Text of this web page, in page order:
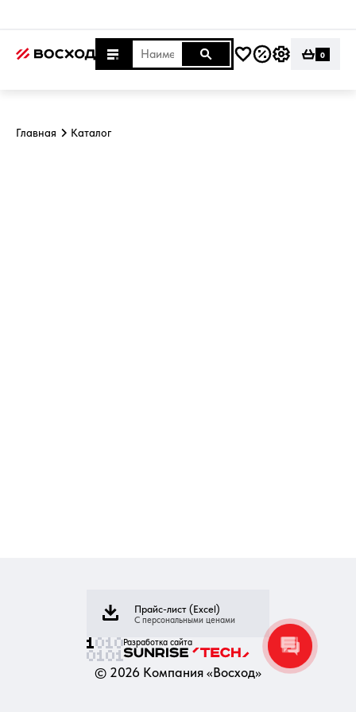
0
Главная Каталог
Прайс-лист (Excel)
С персональными ценами
Разработка сайта
© 2026 Компания «Восход»